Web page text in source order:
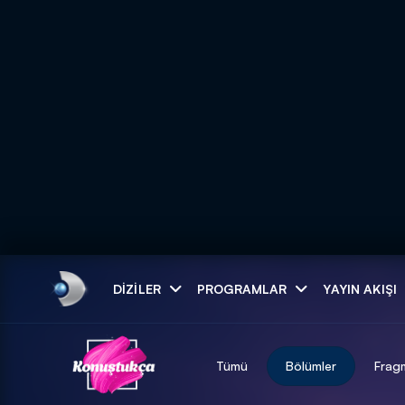
DIZILER PROGRAMLAR YAYIN AKIŞI
ARAMA SONUÇLARI
Tümü Bölümler